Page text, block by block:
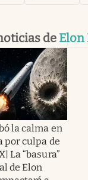
de Elon
la calma en
por culpa de
La “basura”
de Elon